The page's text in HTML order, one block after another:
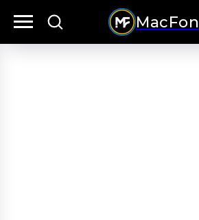
MacFon